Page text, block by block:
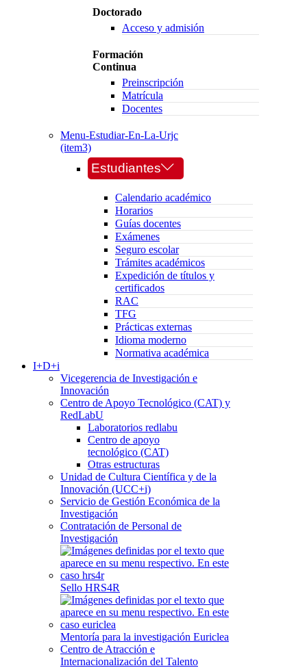
Doctorado
Acceso y admisión
Formación
Continua
Preinscripción
Matrícula
Docentes
Menu-Estudiar-En-La-Urjc
(item3)
Estudiantes
Calendario académico
Horarios
Guías docentes
Exámenes
Seguro escolar
Trámites académicos
Expedición de títulos y
certificados
RAC
TFG
Prácticas externas
Idioma moderno
Normativa académica
I+D+i
Vicegerencia de Investigación e
Innovación
Centro de Apoyo Tecnológico (CAT) y
RedLabU
Laboratorios redlabu
Centro de apoyo
tecnológico (CAT)
Otras estructuras
Unidad de Cultura Científica y de la
Innovación (UCC+i)
Servicio de Gestión Económica de la
Investigación
Contratación de Personal de
Investigación
Sello HRS4R
Mentoría para la investigación Euriclea
Centro de Atracción e
Internacionalización del Talento